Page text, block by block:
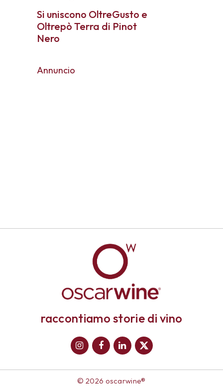
Si uniscono OltreGusto e
Oltrepò Terra di Pinot
Nero
Annuncio
raccontiamo storie di vino
© 2026 oscarwine®